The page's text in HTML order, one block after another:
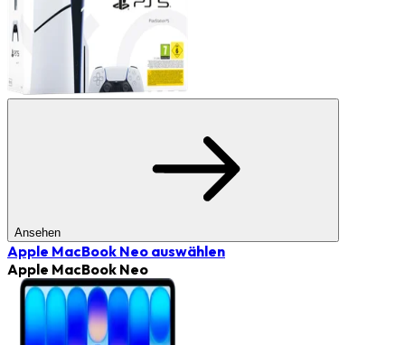
Ansehen
Apple MacBook Neo auswählen
Apple MacBook Neo